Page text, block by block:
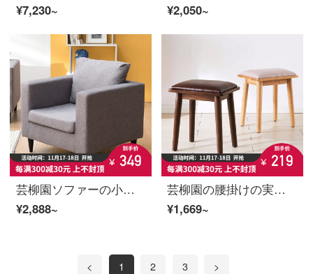
¥7,230~
¥2,050~
芸柳園ソファーの小型布芸ソファーの北欧客間三人の怠け者ソファが簡単に現代経済セットのソファーすっぴんシングルです。
¥2,888~
芸柳園の腰掛けの実の木の化粧する腰掛けの化粧する腰掛けの椅子は化粧台の腰掛けのテーブルの腰掛けの腰掛けの椅子の腰掛けの椅子【白樫の木】イ蓮娜の腰掛け-原木の色
¥1,669~
< 1 2 3 >